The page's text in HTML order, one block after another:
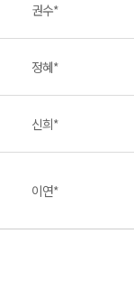
권수*
정혜*
신희*
이연*